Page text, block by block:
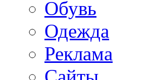
Обувь
Одежда
Реклама